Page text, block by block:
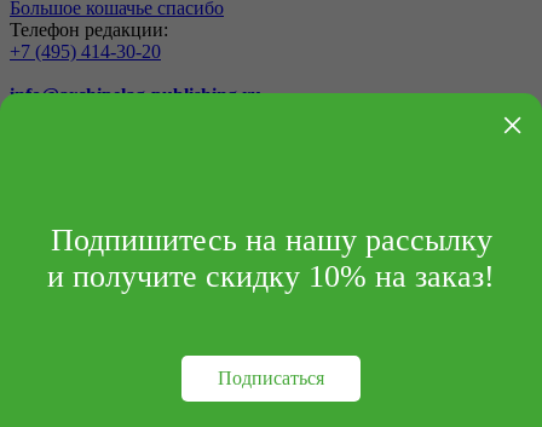
Большое кошачье спасибо
Телефон редакции:
+7 (495) 414-30-20
info@archipelag-publishing.ru
×
Подпишитесь на нашу рассылку
и получите скидку 10% на заказ!
Подписаться